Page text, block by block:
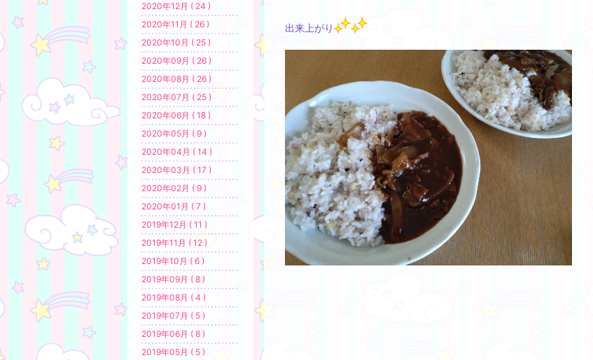
出来上がり
2020年12月 ( 24 )
2020年11月 ( 26 )
2020年10月 ( 25 )
2020年09月 ( 26 )
2020年08月 ( 26 )
2020年07月 ( 25 )
2020年06月 ( 18 )
2020年05月 ( 9 )
2020年04月 ( 14 )
2020年03月 ( 17 )
2020年02月 ( 9 )
2020年01月 ( 7 )
2019年12月 ( 11 )
2019年11月 ( 12 )
2019年10月 ( 6 )
2019年09月 ( 8 )
2019年08月 ( 4 )
2019年07月 ( 5 )
2019年06月 ( 8 )
2019年05月 ( 5 )